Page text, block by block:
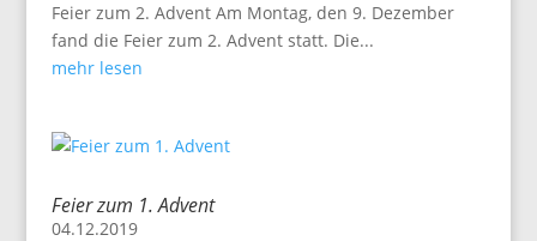
Feier zum 2. Advent Am Montag, den 9. Dezember
fand die Feier zum 2. Advent statt. Die...
mehr lesen
Feier zum 1. Advent
04.12.2019